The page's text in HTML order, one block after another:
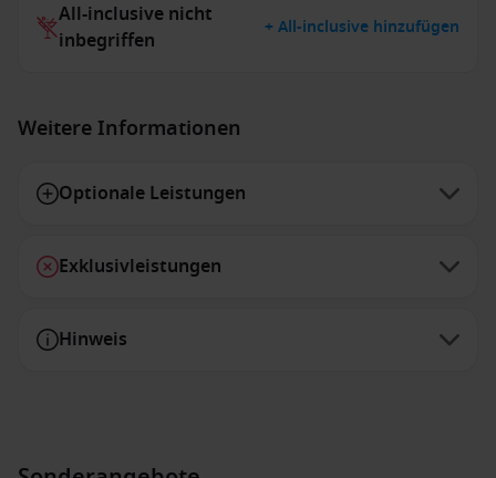
All-inclusive nicht
inbegriffen
+ All-inclusive hinzufügen
Weitere Informationen
Optionale Leistungen
Exklusivleistungen
Hinweis